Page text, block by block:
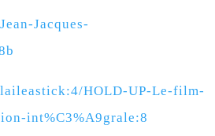
Jacques-
HOLD-UP-Le-film-
int%C3%A9grale:8